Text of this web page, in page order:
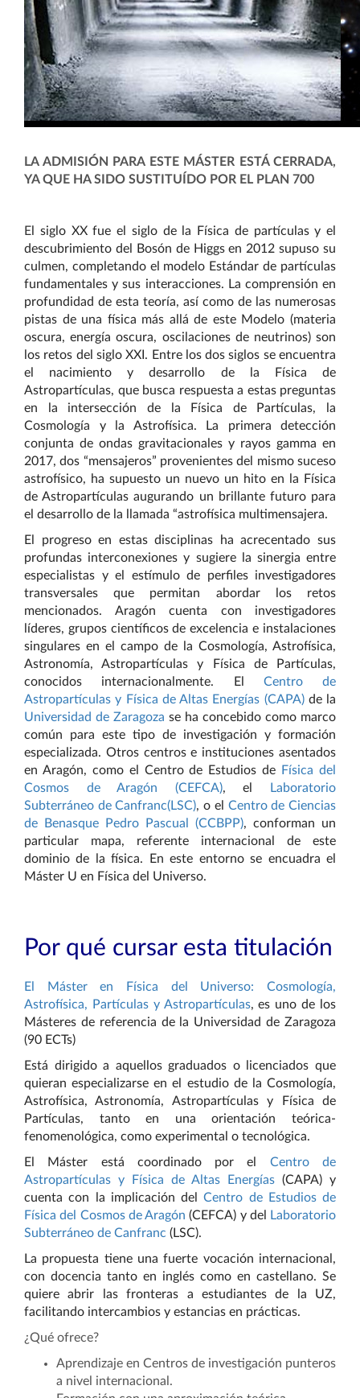
LA ADMISIÓN PARA ESTE MÁSTER ESTÁ CERRADA,
YA QUE HA SIDO SUSTITUÍDO POR EL PLAN 700
E l siglo XX fue el siglo de la Física de partículas y el
descubrimiento del Bosón de Higgs en 2012 supuso su
culmen, completando el modelo Estándar de partículas
fundamentales y sus interacciones. La comprensión en
profundidad de esta teoría, así como de las numerosas
pistas de una física más allá de este Modelo (materia
oscura, energía oscura, oscilaciones de neutrinos) son
los retos del siglo XXI. Entre los dos siglos se encuentra
el nacimiento y desarrollo de la Física de
Astropartículas, que busca respuesta a estas preguntas
en la intersección de la Física de Partículas, la
Cosmología y la Astrofísica. La primera detección
conjunta de ondas gravitacionales y rayos gamma en
2017, dos “mensajeros” provenientes del mismo suceso
astrofísico, ha supuesto un nuevo un hito en la Física
de Astropartículas augurando un brillante futuro para
el desarrollo de la llamada “astrofísica multimensajera.
El progreso en estas disciplinas ha acrecentado sus
profundas interconexiones y sugiere la sinergia entre
especialistas y el estímulo de perfiles investigadores
transversales que permitan abordar los retos
mencionados. Aragón cuenta con investigadores
líderes, grupos científicos de excelencia e instalaciones
singulares en el campo de la Cosmología, Astrofísica,
Astronomía, Astropartículas y Física de Partículas,
conocidos internacionalmente. El Centro de
Astropartículas y Física de Altas Energías (CAPA)de la
Universidad de Zaragoza se ha concebido como marco
común para este tipo de investigación y formación
especializada. Otros centros e instituciones asentados
en Aragón, como el Centro de Estudios de
Física del
Cosmos de Aragón (CEFCA), el
Laboratorio
Subterráneo de Canfranc(LSC), o el Centro de Ciencias
de Benasque Pedro Pascual (CCBPP), conforman un
particular mapa, referente internacional de este
dominio de la física. En este entorno se encuadra el
Máster U en Física del Universo.
Por qué cursar esta titulación
El Máster en Física del Universo: Cosmología,
Astrofísica, Partículas y Astropartículas, es uno de los
Másteres de referencia de la Universidad de Zaragoza
(90 ECTs)
Está dirigido a aquellos graduados o licenciados que
quieran especializarse en el estudio de la Cosmología,
Astrofísica, Astronomía, Astropartículas y Física de
Partículas, tanto en una orientación teórica-
fenomenológica, como experimental o tecnológica.
El Máster está coordinado por el Centro de
Astropartículas y Física de Altas Energías (CAPA) y
cuenta con la implicación delCentro de Estudios de
Física del Cosmos de Aragón (CEFCA) y del
Laboratorio
Subterráneo de Canfranc (LSC).
La propuesta tiene una fuerte vocación internacional,
con docencia tanto en inglés como en castellano. Se
quiere abrir las fronteras a estudiantes de la UZ,
facilitando intercambios y estancias en prácticas.
¿Qué ofrece?
Aprendizaje en Centros de investigación punteros
a nivel internacional.